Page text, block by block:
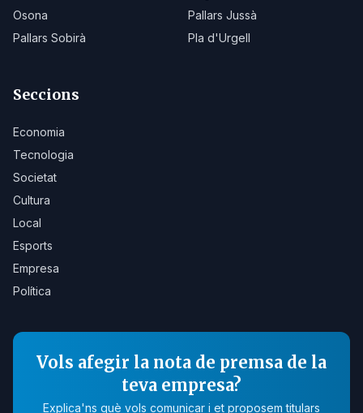
Osona
Pallars Jussà
Pallars Sobirà
Pla d'Urgell
Seccions
Economia
Tecnologia
Societat
Cultura
Local
Esports
Empresa
Política
Vols afegir la nota de premsa de la
teva empresa?
Explica'ns què vols comunicar i et proposem titulars